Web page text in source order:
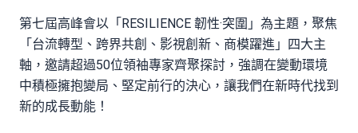
第七屆高峰會以「RESILIENCE 韌性·突圍」為主題，聚焦
「台流轉型、跨界共創、影視創新、商模躍進」四大主
軸，邀請超過50位領袖專家齊聚探討，強調在變動環境
中積極擁抱變局、堅定前行的決心，讓我們在新時代找到
新的成長動能！